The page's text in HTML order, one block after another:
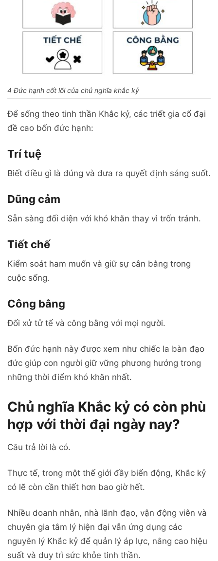
4 Đức hạnh cốt lõi của chủ nghĩa khắc kỷ
Để sống theo tinh thần Khắc kỷ, các triết gia cổ đại
đề cao bốn đức hạnh:
Trí tuệ
Biết điều gì là đúng và đưa ra quyết định sáng suốt.
Dũng cảm
Sẵn sàng đối diện với khó khăn thay vì trốn tránh.
Tiết chế
Kiểm soát ham muốn và giữ sự cân bằng trong
cuộc sống.
Công bằng
Đối xử tử tế và công bằng với mọi người.
Bốn đức hạnh này được xem như chiếc la bàn đạo
đức giúp con người giữ vững phương hướng trong
những thời điểm khó khăn nhất.
Chủ nghĩa Khắc kỷ có còn phù
hợp với thời đại ngày nay?
Câu trả lời là có.
Thực tế, trong một thế giới đầy biến động, Khắc kỷ
có lẽ còn cần thiết hơn bao giờ hết.
Nhiều doanh nhân, nhà lãnh đạo, vận động viên và
chuyên gia tâm lý hiện đại vẫn ứng dụng các
nguyên lý Khắc kỷ để quản lý áp lực, nâng cao hiệu
suất và duy trì sức khỏe tinh thần.